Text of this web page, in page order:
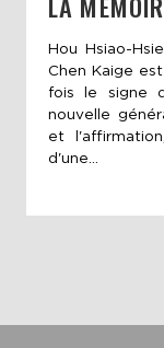
Hou Hsiao-
Chen Kaige
fois le signe
nouvelle
et
d'une...